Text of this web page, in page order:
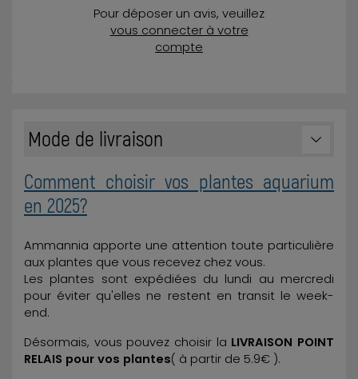
Pour déposer un avis, veuillez
vous connecter à votre
compte
Mode de livraison
Comment choisir vos plantes aquarium
en 2025?
Ammannia apporte une attention toute particulière
aux plantes que vous recevez chez vous.
Les plantes sont expédiées du lundi au mercredi
pour éviter qu'elles ne restent en transit le week-
end.
Désormais, vous pouvez choisir la LIVRAISON POINT
RELAIS pour vos plantes( à partir de 5.9€ ).